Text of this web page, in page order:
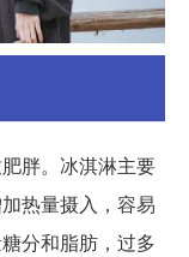
胖。冰淇淋主要
热量摄入，容易
分和脂肪，过多